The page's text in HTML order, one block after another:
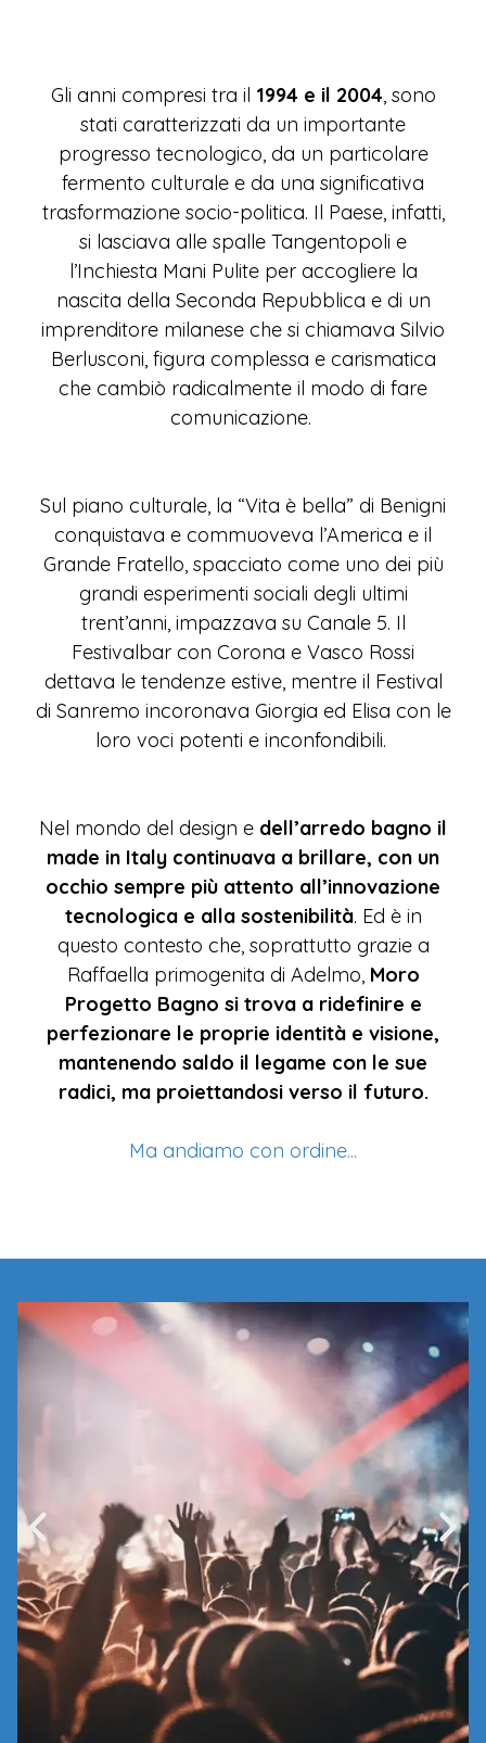
Gli anni compresi tra il 1994 e il 2004 , sono
stati caratterizzati da un importante
progresso tecnologico, da un particolare
fermento culturale e da una significativa
trasformazione socio-politica. Il Paese, infatti,
si lasciava alle spalle Tangentopoli e
l’Inchiesta Mani Pulite per accogliere la
nascita della Seconda Repubblica e di un
imprenditore milanese che si chiamava Silvio
Berlusconi, figura complessa e carismatica
che cambiò radicalmente il modo di fare
comunicazione.
Sul piano culturale, la “Vita è bella” di Benigni
conquistava e commuoveva l’America e il
Grande Fratello, spacciato come uno dei più
grandi esperimenti sociali degli ultimi
trent’anni, impazzava su Canale 5. Il
Festivalbar con Corona e Vasco Rossi
dettava le tendenze estive, mentre il Festival
di Sanremo incoronava Giorgia ed Elisa con le
loro voci potenti e inconfondibili.
Nel mondo del design e dell’arredo bagno il
made in Italy continuava a brillare, con un
occhio sempre più attento all’innovazione
tecnologica e alla sostenibilità. Ed è in
questo contesto che, soprattutto grazie a
Raffaella primogenita di Adelmo, Moro
Progetto Bagno si trova a ridefinire e
perfezionare le proprie identità e visione,
mantenendo saldo il legame con le sue
radici, ma proiettandosi verso il futuro.
Ma andiamo con ordine...